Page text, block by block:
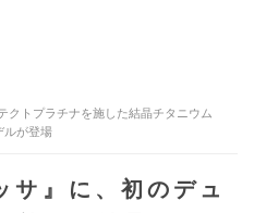
クトプラチナを施した結晶チタニウム
が登場
サ』に、初のデュ